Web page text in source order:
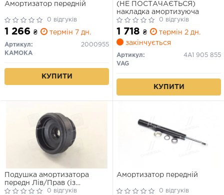
Амортизатор передній
0 відгуків
1 266 ₴ термін 7 дн.
Артикул:
2000955
KAMOKA
КУПИТИ
(НЕ ПОСТАЧАЄТЬСЯ)
накладка амортизуюча
0 відгуків
1 718 ₴
термін 2 дн.
закінчується
Артикул:
4A1 905 855
VAG
КУПИТИ
Подушка амортизатора
передн Лів/Прав (із
підшипником) AUDI 80 B1,
0 відгуків
Амортизатор передній
0 відгуків